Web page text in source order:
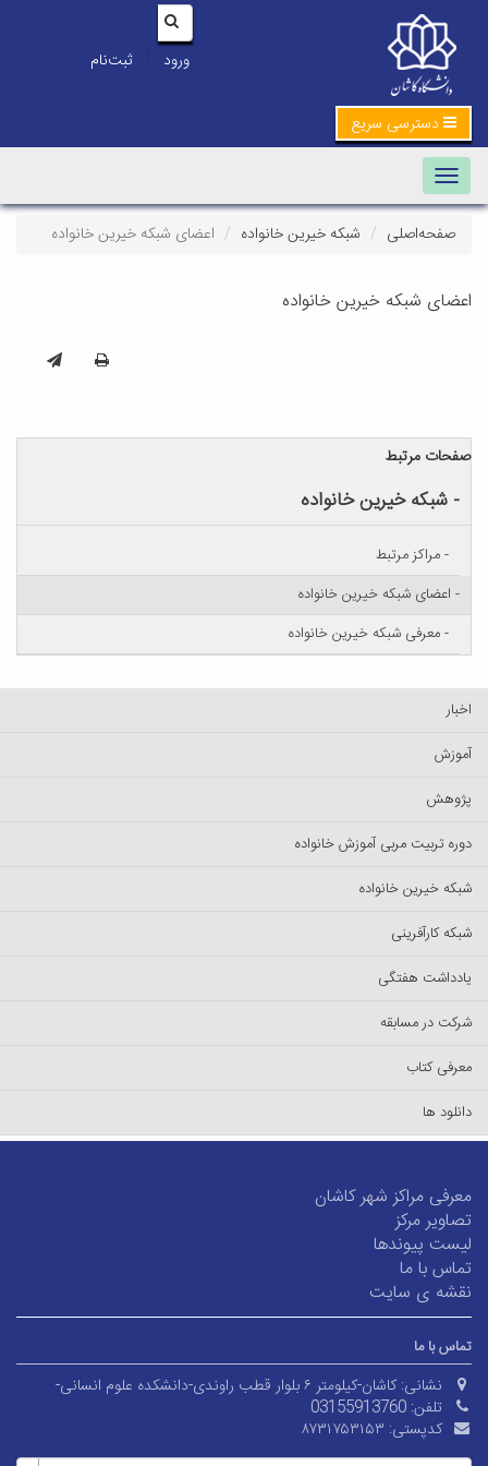
ورود | ثبت‌نام
دسترسی سریع
Toggle navigation
صفحه‌اصلی شبکه خیرین خانواده اعضای شبکه خیرین خانواده
اعضای شبکه خیرین خانواده
صفحات مرتبط
- شبکه خیرین خانواده
- مراکز مرتبط
- اعضای شبکه خیرین خانواده
- معرفی شبکه خیرین خانواده
اخبار
آموزش
پژوهش
دوره تربیت مربی آموزش خانواده
شبکه خیرین خانواده
شبکه کارآفرینی
یادداشت هفتگی
شرکت در مسابقه
معرفی کتاب
دانلود ها
معرفی مراکز شهر کاشان
تصاویر مرکز
لیست پیوند‌ها
تماس با ما
نقشه ی سایت
تماس با ما
نشانی: کاشان-کیلومتر ۶ بلوار قطب راوندی-دانشکده علوم انسانی-
تلفن: 03155913760
کدپستی: ۸۷۳۱۷۵۳۱۵۳